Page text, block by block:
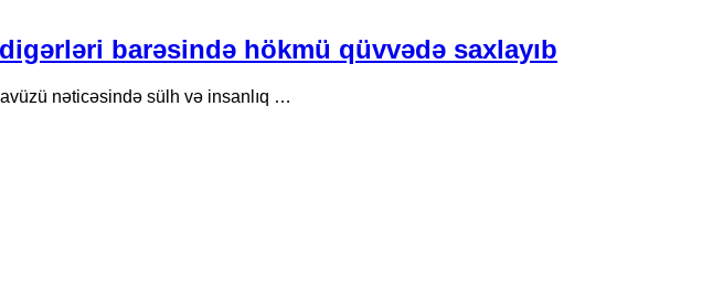
barəsində hökmü qüvvədə saxlayıb
nəticəsində sülh və insanlıq …